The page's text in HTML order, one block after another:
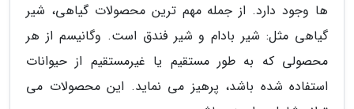
ها وجود دارد. از جمله مهم ترین محصولات گیاهی، شیر
گیاهی مثل: شیر بادام و شیر فندق است. وگانیسم از هر
محصولی که به طور مستقیم یا غیرمستقیم از حیوانات
استفاده شده باشد، پرهیز می نماید. این محصولات می